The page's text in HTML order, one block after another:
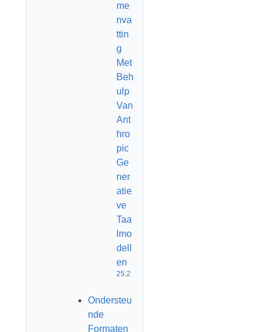
me
nva
ttin
g
Met
Beh
ulp
Van
Ant
hro
pic
Ge
ner
atie
ve
Taa
lmo
dell
en
25.2
Ondersteu
nde
Formaten